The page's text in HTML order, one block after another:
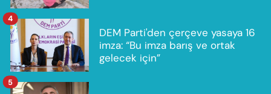
DEM Parti'den çerçeve yasaya 16
imza: “Bu imza barış ve ortak
gelecek için”
4
5